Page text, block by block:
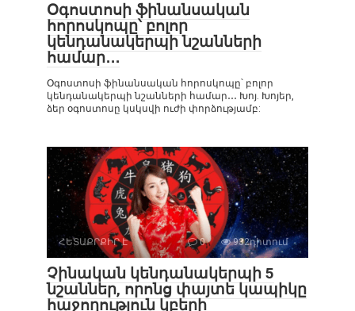
Օգոստոսի ֆինանսական
հորոսկոպը՝ բոլոր
կենդանակերպի նշանների
համար․․․
Օգոստոսի ֆինանսական հորոսկոպը՝ բոլոր
կենդանակերպի նշանների համար․․․ Խոյ. Խոյեր,
ձեր օգոստոսը կսկսվի ուժի փորձությամբ:
ՀԵՏԱՔՐՔԻՐ Է 0 932դիտում
Չինական կենդանակերպի 5
նշաններ, որոնց փայտե կապիկը
հաջողություն կբերի